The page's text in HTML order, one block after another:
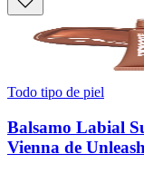
Todo tipo de piel
Balsamo Labial
Vienna de